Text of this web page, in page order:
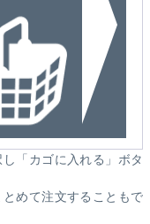
「カゴに入れる」ボタ
めて注文することもで